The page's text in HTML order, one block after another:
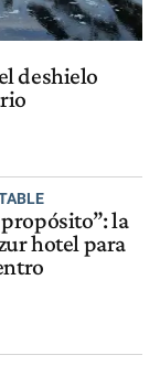
deshielo
propósito”: la
hotel para